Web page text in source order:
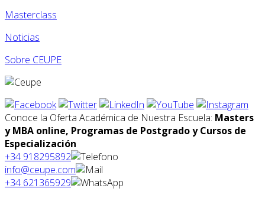
Masterclass
Noticias
Sobre CEUPE
Conoce la Oferta Académica de Nuestra Escuela: Masters
y MBA online, Programas de Postgrado y Cursos de
Especialización
+34 918295892
info@ceupe.com
+34 621365929